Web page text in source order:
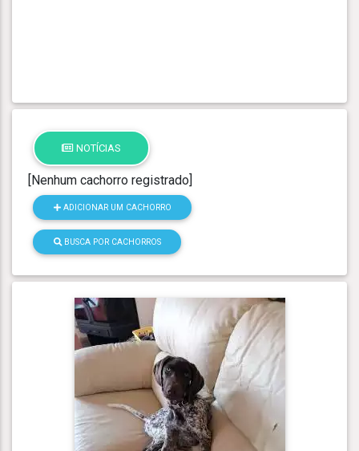
NOTÍCIAS
[Nenhum cachorro registrado]
ADICIONAR UM CACHORRO
BUSCA POR CACHORROS